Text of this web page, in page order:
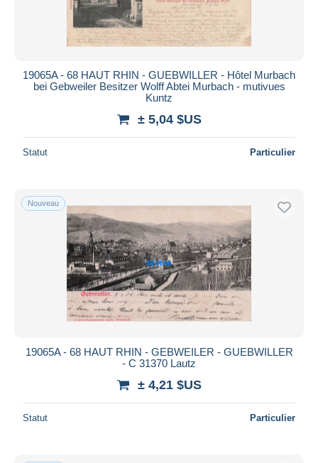
19065A - 68 HAUT RHIN - GUEBWILLER - Hôtel Murbach
bei Gebweiler Besitzer Wolff Abtei Murbach - mutivues
Kuntz
± 5,04 $US
Statut Particulier
Nouveau
19065A - 68 HAUT RHIN - GEBWEILER - GUEBWILLER
- C 31370 Lautz
± 4,21 $US
Statut Particulier